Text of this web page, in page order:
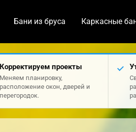
Бани из бруса Каркасные
Корректируем проекты
Меняем планировку,
расположение окон, дверей и
перегородок.